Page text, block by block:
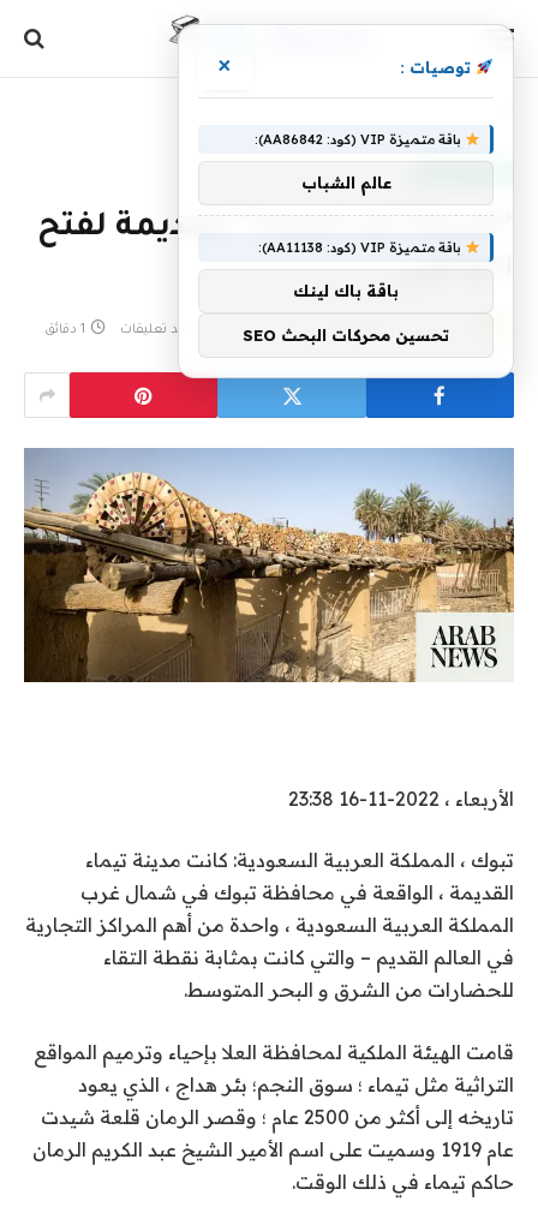
“مدينة آبار المياه” القديمة لفتح
الماضي
بواسطة eshrag 17 نوفمبر، 2022 لا توجد تعليقات 1 دقائق
الأربعاء ، 2022-11-16 23:38
تبوك ، المملكة العربية السعودية: كانت مدينة تيماء
القديمة ، الواقعة في محافظة تبوك في شمال غرب
المملكة العربية السعودية ، واحدة من أهم المراكز التجارية
في العالم القديم – والتي كانت بمثابة نقطة التقاء
للحضارات من الشرق و البحر المتوسط.
قامت الهيئة الملكية لمحافظة العلا بإحياء وترميم المواقع
التراثية مثل تيماء ؛ سوق النجم؛ بئر هداج ، الذي يعود
تاريخه إلى أكثر من 2500 عام ؛ وقصر الرمان قلعة شيدت
عام 1919 وسميت على اسم الأمير الشيخ عبد الكريم الرمان
حاكم تيماء في ذلك الوقت.
توصيات : ×
باقة متميزة VIP (كود: AA86842):
عالم الشباب
باقة متميزة VIP (كود: AA11138):
باقة باك لينك
تحسين محركات البحث SEO